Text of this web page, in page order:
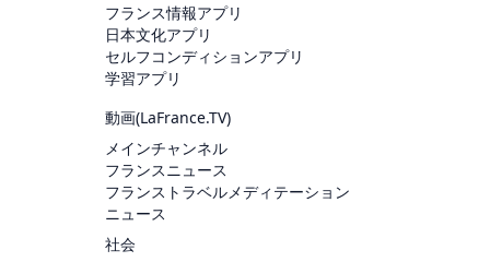
フランス情報アプリ
日本文化アプリ
セルフコンディションアプリ
学習アプリ
動画(LaFrance.TV)
メインチャンネル
フランスニュース
フランストラベルメディテーション
ニュース
社会